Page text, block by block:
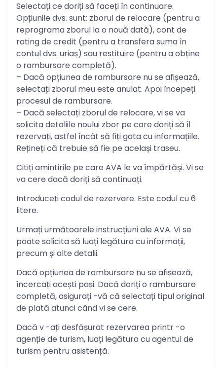
Selectați ce doriți să faceți în continuare.
Opțiunile dvs. sunt: ​​zborul de relocare (pentru a
reprograma zborul la o nouă dată), cont de
rating de credit (pentru a transfera suma în
contul dvs. uriaș) sau restituire (pentru a obține
o rambursare completă).
– Dacă opțiunea de rambursare nu se afișează,
selectați zborul meu este anulat. Apoi începeți
procesul de rambursare.
– Dacă selectați zborul de relocare, vi se va
solicita detaliile noului zbor pe care doriți să îl
rezervați, astfel încât să fiți gata cu informațiile.
Rețineți că trebuie să fie pe același traseu.
Citiți amintirile pe care AVA le va împărtăși. Vi se
va cere dacă doriți să continuați.
Introduceți codul de rezervare. Este codul cu 6
litere.
Urmați următoarele instrucțiuni ale AVA. Vi se
poate solicita să luați legătura cu informații,
precum și alte detalii.
Dacă opțiunea de rambursare nu se afișează,
încercați acești pași. Dacă doriți o rambursare
completă, asigurați -vă că selectați tipul original
de plată atunci când vi se cere.
Dacă v -ați desfășurat rezervarea printr -o
agenție de turism, luați legătura cu agentul de
turism pentru asistență.